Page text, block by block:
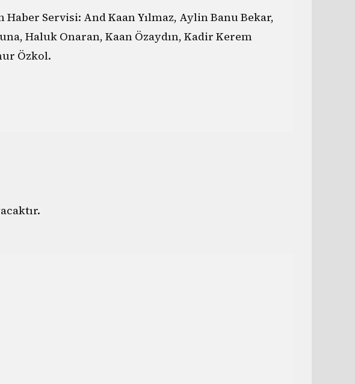
Haber Servisi: And Kaan Yılmaz, Aylin Banu Bekar,
Haluk Onaran, Kaan Özaydın, Kadir Kerem
Özkol.